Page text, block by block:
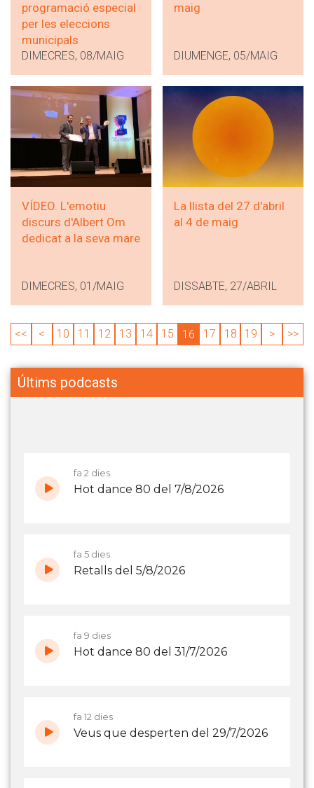
programació especial
per les eleccions
municipals
DIMECRES, 08/MAIG
maig
DIUMENGE, 05/MAIG
VÍDEO. L'emotiu
discurs d'Albert Om
dedicat a la seva mare
DIMECRES, 01/MAIG
La llista del 27 d'abril
al 4 de maig
DISSABTE, 27/ABRIL
<< < 10 11 12 13 14 15 16 17 18 19 > >>
Últims podcasts